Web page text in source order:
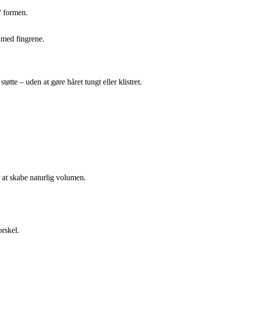
formen.
fingrene.
– uden at gøre håret tungt eller klistret.
skabe naturlig volumen.